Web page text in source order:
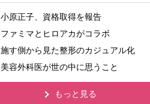
小原正子、資格取得を報告
ファミマとヒロアカがコラボ
施す側から見た整形のカジュアル化
美容外科医が世の中に思うこと
もっと見る